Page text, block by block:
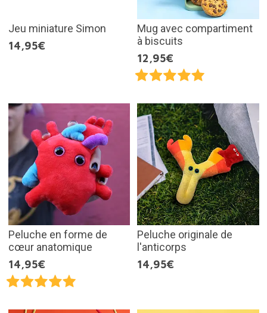
Jeu miniature Simon
14,95€
Mug avec compartiment
à biscuits
12,95€
Peluche en forme de
cœur anatomique
14,95€
Peluche originale de
l'anticorps
14,95€